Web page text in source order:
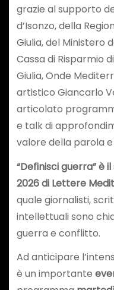
grazie al supporto
d’Isonzo, della
Giulia, del Ministero
Cassa di Risparmio
Giulia, Onde
artistico Giancarlo
articolato
e talk di
valore della parola e
“Definisci guerra” è
2026 di Lettere
quale giornalisti,
intellettuali sono
guerra e conflitto.
Ad anticipare
è un importante